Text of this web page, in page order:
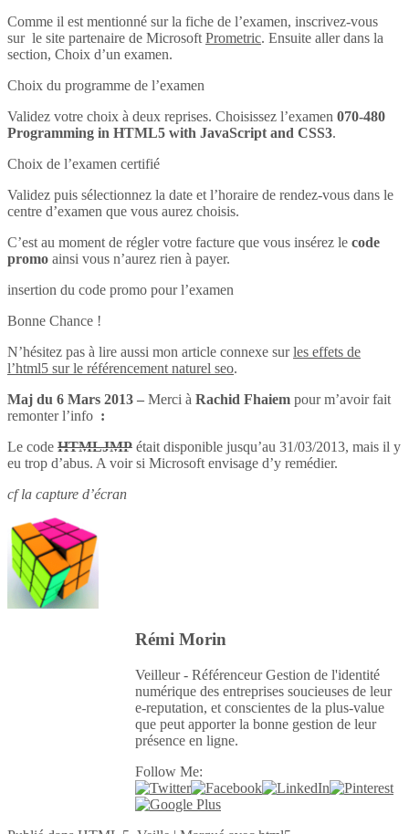
Comme il est mentionné sur la fiche de l’examen, inscrivez-vous
sur le site partenaire de Microsoft Prometric. Ensuite aller dans la
section, Choix d’un examen.
Choix du programme de l’examen
Validez votre choix à deux reprises. Choisissez l’examen 070-480
Programming in HTML5 with JavaScript and CSS3.
Choix de l’examen certifié
Validez puis sélectionnez la date et l’horaire de rendez-vous dans le
centre d’examen que vous aurez choisis.
C’est au moment de régler votre facture que vous insérez le code
promo ainsi vous n’aurez rien à payer.
insertion du code promo pour l’examen
Bonne Chance !
N’hésitez pas à lire aussi mon article connexe surles effets de
l’html5 sur le référencement naturel seo.
Maj du 6 Mars 2013 – Merci à Rachid Fhaiem pour m’avoir fait
remonter l’info :
Le code HTMLJMP était disponible jusqu’au 31/03/2013, mais il y
eu trop d’abus. A voir si Microsoft envisage d’y remédier.
cf la capture d’écran
Rémi Morin
Veilleur - Référenceur Gestion de l'identité
numérique des entreprises soucieuses de leur
e-reputation, et conscientes de la plus-value
que peut apporter la bonne gestion de leur
présence en ligne.
Follow Me: